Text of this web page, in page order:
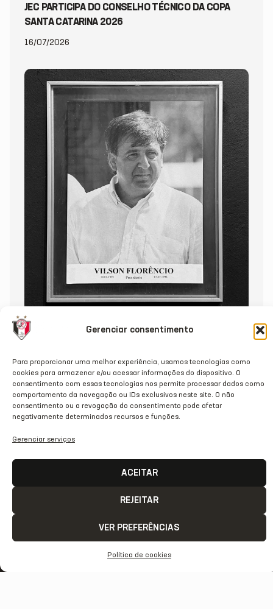
Gerenciar consentimento
Para proporcionar uma melhor experiência, usamos tecnologias como
cookies para armazenar e/ou acessar informações do dispositivo. O
consentimento com essas tecnologias nos permite processar dados como
comportamento da navegação ou IDs exclusivos neste site. O não
consentimento ou a revogação do consentimento pode afetar
negativamente determinados recursos e funções.
Gerenciar serviços
ACEITAR
REJEITAR
VER PREFERÊNCIAS
Política de cookies
JEC PARTICIPA DO CONSELHO TÉCNICO DA COPA
SANTA CATARINA 2026
16/07/2026
NOTA DE PESAR: VILSON FLORÊNCIO
02/07/2026